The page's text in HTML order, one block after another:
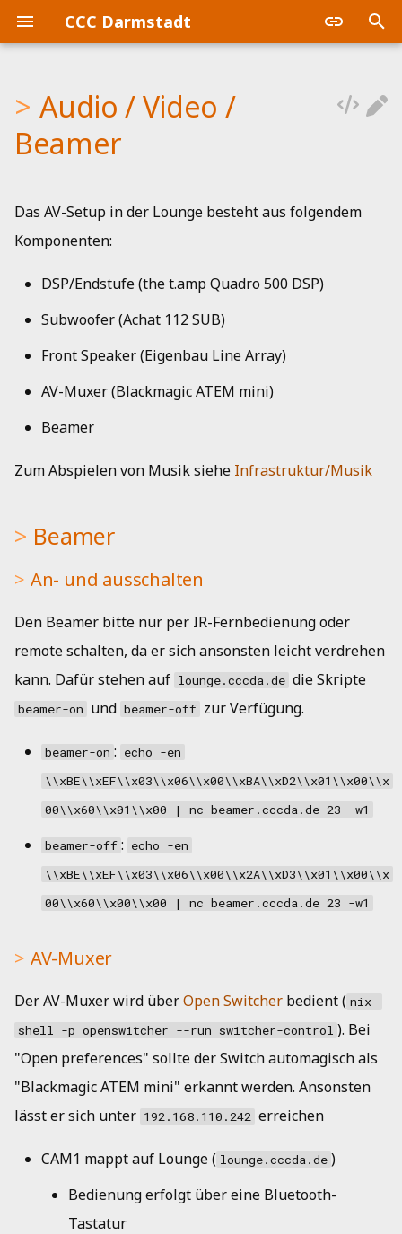
CCC Darmstadt
h
w
i
l
i
e
r
Queere Lounge
Vereinsfreitag
CTF / WizardsOfDos
Beamer
AV-Muxer
Audio setup
Front Speaker
Lasercutter Preflight Check
Nähmaschine
Werkstattbudget
Küchenbudget
Doku
GitLab
Home Automation
Mail
Musik
Netzwerk
Strom
Beitragsordnung
Kommunikation
Mitgliederversammlung
Satzung
Ergänzende Punkte zur
Vorstand
Protokolle
Aktivitätenberichte
Audio / Video /
Beamer
Das AV-Setup in der Lounge besteht aus folgendem
Komponenten:
DSP/Endstufe (the t.amp Quadro 500 DSP)
Subwoofer (Achat 112 SUB)
Front Speaker (Eigenbau Line Array)
AV-Muxer (Blackmagic ATEM mini)
Beamer
Zum Abspielen von Musik siehe Infrastruktur/Musik
Beamer
An- und ausschalten
Den Beamer bitte nur per IR-Fernbedienung oder
remote schalten, da er sich ansonsten leicht verdrehen
kann. Dafür stehen auf lounge.cccda.de die Skripte
beamer-on und beamer-off zur Verfügung.
beamer-on : echo -en
\\xBE\\xEF\\x03\\x06\\x00\\xBA\\xD2\\x01\\x00\\x
00\\x60\\x01\\x00 | nc beamer.cccda.de 23 -w1
beamer-off : echo -en
\\xBE\\xEF\\x03\\x06\\x00\\x2A\\xD3\\x01\\x00\\x
00\\x60\\x00\\x00 | nc beamer.cccda.de 23 -w1
AV-Muxer
Der AV-Muxer wird überOpen Switcher bedient ( nix-
shell -p openswitcher --run switcher-control ). Bei
"Open preferences" sollte der Switch automagisch als
"Blackmagic ATEM mini" erkannt werden. Ansonsten
lässt er sich unter 192.168.110.242 erreichen
CAM1 mappt auf Lounge ( lounge.cccda.de )
Bedienung erfolgt über eine Bluetooth-
Tastatur